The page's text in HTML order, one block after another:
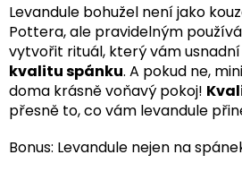
Levandule bohužel není jako
Pottera, ale pravidelným
vytvořit rituál, který vám
kvalitu spánku. A pokud ne,
doma krásně voňavý pokoj!
přesně to, co vám levandule
Bonus: Levandule nejen na